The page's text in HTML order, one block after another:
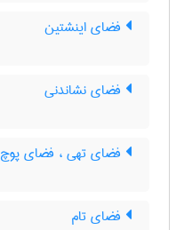
فضای اینشتین
فضای نشاندنی
فضای تهی ، فضای پوچ
فضای تام